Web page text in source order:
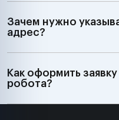
Зачем нужно
адрес?
Как оформить
робота?